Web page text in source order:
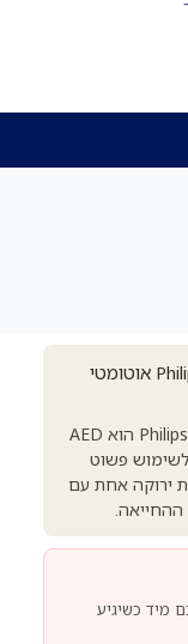
דפיברילטור Philips HeartStart HS1. AED אוטומטי
דפיברילטור HS1 מסדרת HeartStart של Philips הוא AED
ק"ג) המיועד לשימוש פשוט
ירוקה אחת עם
ההחייאה.
מיד כשיגיע